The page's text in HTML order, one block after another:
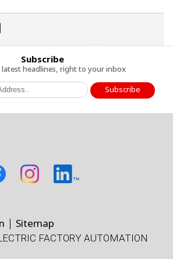
Subscribe
latest headlines, right to your inbox
Subscribe
Sitemap
FACTORY AUTOMATION